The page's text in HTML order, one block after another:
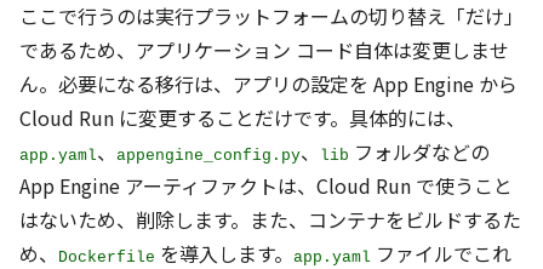
ここで行うのは実行プラットフォームの切り替え「だけ」
であるため、アプリケーション コード自体は変更しませ
ん。必要になる移行は、アプリの設定を App Engine から
Cloud Run に変更することだけです。具体的には、
app.yaml、 appengine_config.py、 lib フォルダなどの
App Engine アーティファクトは、Cloud Run で使うこと
はないため、削除します。また、コンテナをビルドするた
め、
Dockerfile を導入します。 app.yaml ファイルでこれ